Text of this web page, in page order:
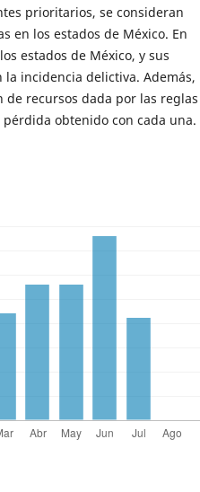
prioritarios, se consideran
en los estados de México. En
estados de México, y sus
incidencia delictiva. Además,
recursos dada por las reglas
obtenido con cada una.